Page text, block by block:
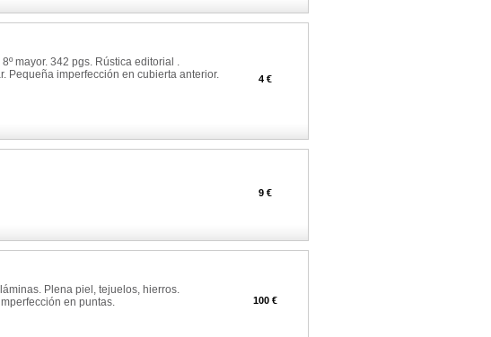
mayor. 342 pgs. Rústica editorial .
Pequeña imperfección en cubierta anterior.
4 €
9 €
Plena piel, tejuelos, hierros.
en puntas.
100 €